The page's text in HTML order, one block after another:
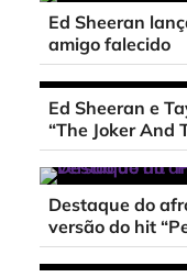
Ed Sheeran
amigo falecido
Ed Sheeran e
“The Joker And
Destaque do
versão do hit